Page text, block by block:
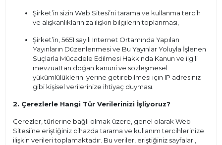
Şirket’in sizin Web Sitesi’ni tarama ve kullanma tercih
ve alışkanlıklarınıza ilişkin bilgilerin toplanması,
Şirket’in, 5651 sayılı Internet Ortamında Yapılan
Yayınların Düzenlenmesi ve Bu Yayınlar Yoluyla İşlenen
Suçlarla Mücadele Edilmesi Hakkında Kanun ve ilgili
mevzuattan doğan kanuni ve sözleşmesel
yükümlülüklerini yerine getirebilmesi için IP adresiniz
gibi kişisel verilerinize ihtiyaç duyması.
2. Çerezlerle Hangi Tür Verilerinizi İşliyoruz?
Çerezler, türlerine bağlı olmak üzere, genel olarak Web
Sitesi’ne eriştiğiniz cihazda tarama ve kullanım tercihlerinize
ilişkin verileri toplamaktadır. Bu veriler, eriştiğiniz sayfaları,